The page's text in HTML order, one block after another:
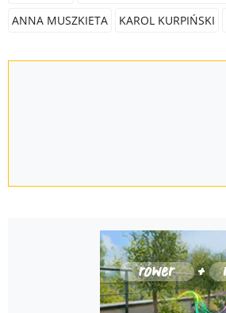
ANNA MUSZKIETA
KAROL KURPIŃSKI